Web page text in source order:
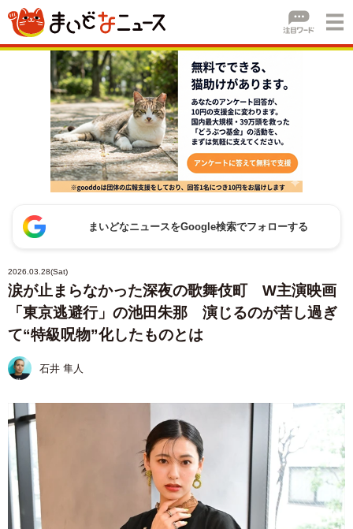
まいどなニュースをGoogle検索でフォローする
2026.03.28(Sat)
涙が止まらなかった深夜の歌舞伎町 W主演映画
「東京逃避行」の池田朱那 演じるのが苦し過ぎ
て“特級呪物”化したものとは
石井 隼人